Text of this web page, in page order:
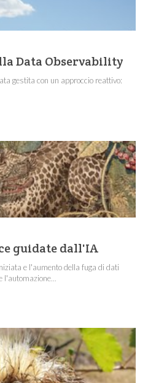
Data Observability
gestita con un approccio reattivo:
guidate dall'IA
e l'aumento della fuga di dati